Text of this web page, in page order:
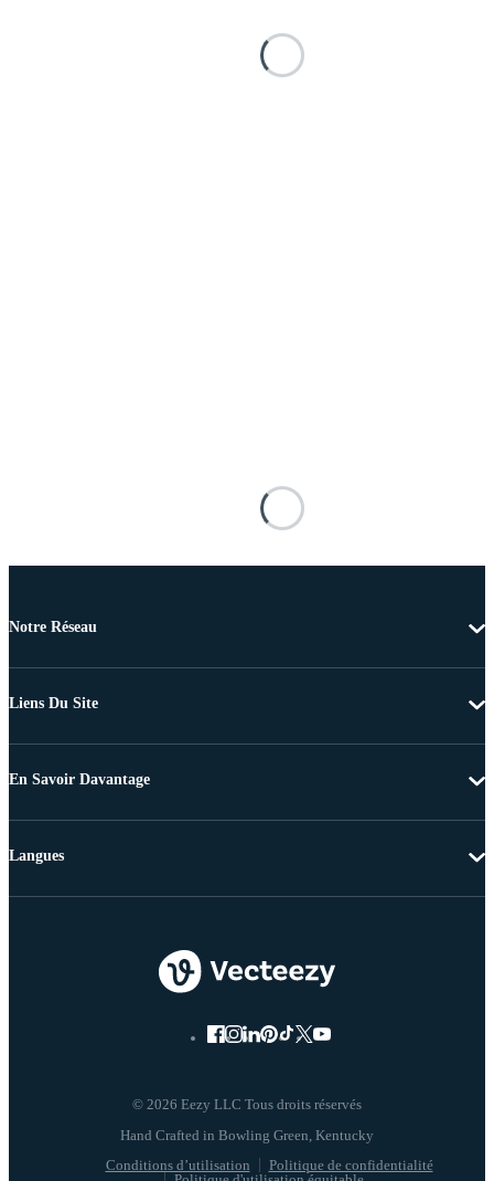
Notre Réseau
Liens Du Site
En Savoir Davantage
© 2026 Eezy LLC Tous droits réservés
Conditions d’utilisation
Politique de confidentialité
Langues